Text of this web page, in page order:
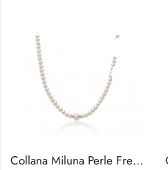
Collana Miluna Perle Fresh Water in Oro 18kt e Diamanti